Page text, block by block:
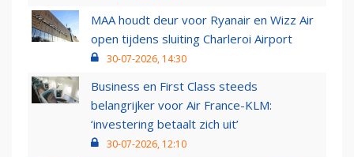
MAA houdt deur voor Ryanair en Wizz Air
open tijdens sluiting Charleroi Airport
30-07-2026, 14:30
Business en First Class steeds
belangrijker voor Air France-KLM:
‘investering betaalt zich uit’
30-07-2026, 12:10